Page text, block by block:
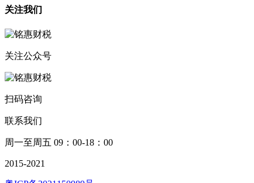
关注我们
关注公众号
扫码咨询
联系我们
周一至周五 09：00-18：00
2015-2021